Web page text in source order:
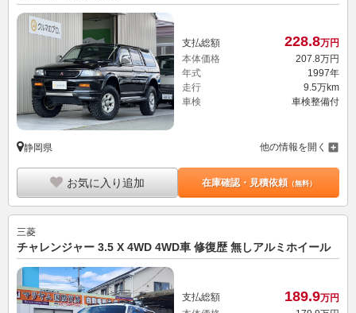
支払総額 228.8万円
本体価格
207.8万円
年式
1997年
走行
9.5万km
車検
車検整備付
静岡県 他の情報を開く
お気に入り追加 在庫確認・見積依頼（無料）
三菱
チャレンジャー 3.5 X 4WD 4WD車 修復歴 無しアルミホイール
支払総額 189.9万円